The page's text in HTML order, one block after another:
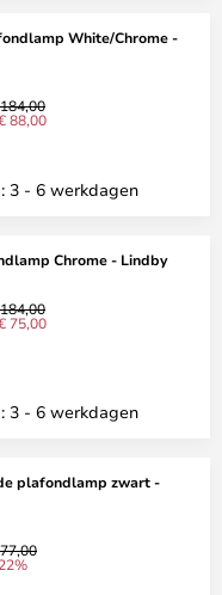
White/Chrome -
88,00
3 - 6 werkdagen
Chrome - Lindby
75,00
3 - 6 werkdagen
plafondlamp zwart -